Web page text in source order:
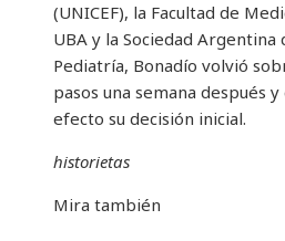
(UNICEF), la Facultad de
UBA y la Sociedad Argentina
Pediatría, Bonadío volvió
pasos una semana después
efecto su decisión inicial.
historietas
Mira también